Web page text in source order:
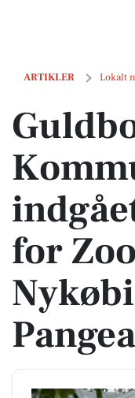
ARTIKLER Lokalt
Guldborgsund
for